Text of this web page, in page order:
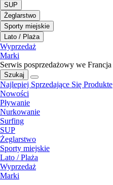
SUP
Żeglarstwo
Sporty miejskie
Lato / Plaża
Wyprzedaż
Marki
Serwis posprzedażowy we Francja
Szukaj
Najlepiej Sprzedające Się Produkte
Nowości
Pływanie
Nurkowanie
Surfing
SUP
Żeglarstwo
Sporty miejskie
Lato / Plaża
Wyprzedaż
Marki